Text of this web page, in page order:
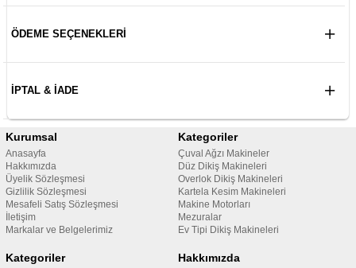
ÖDEME SEÇENEKLERI
İPTAL & İADE
Kurumsal
Anasayfa
Hakkımızda
Üyelik Sözleşmesi
Gizlilik Sözleşmesi
Mesafeli Satış Sözleşmesi
İletişim
Markalar ve Belgelerimiz
Kategoriler
Çuval Ağzı Makineler
Düz Dikiş Makineleri
Overlok Dikiş Makineleri
Kartela Kesim Makineleri
Makine Motorları
Mezuralar
Ev Tipi Dikiş Makineleri
Kategoriler Hakkımızda